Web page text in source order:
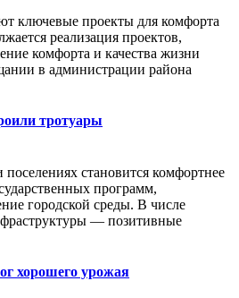
ключевые проекты для комфорта
реализация проектов,
комфорта и качества жизни
в администрации района
тротуары
становится комфортнее
программ,
городской среды. В числе
— позитивные
хорошего урожая